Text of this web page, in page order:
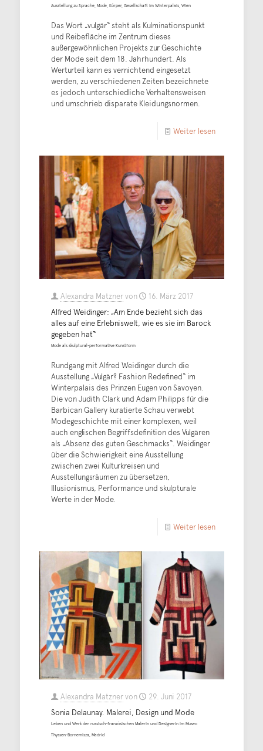
Ausstellung zu Sprache, Mode, Körper, Gesellschaft im Winterpalais, Wien
Das Wort „vulgär“ steht als Kulminationspunkt
und Reibefläche im Zentrum dieses
außergewöhnlichen Projekts zur Geschichte
der Mode seit dem 18. Jahrhundert. Als
Werturteil kann es vernichtend eingesetzt
werden, zu verschiedenen Zeiten bezeichnete
es jedoch unterschiedliche Verhaltensweisen
und umschrieb disparate Kleidungsnormen.
Weiter lesen
Alexandra Matznervon
16. März 2017
Alfred Weidinger: „Am Ende bezieht sich das
alles auf eine Erlebniswelt, wie es sie im Barock
gegeben hat“
Mode als skulptural-performative Kunstform
Rundgang mit Alfred Weidinger durch die
Ausstellung „Vulgär? Fashion Redefined“ im
Winterpalais des Prinzen Eugen von Savoyen.
Die von Judith Clark und Adam Philipps für die
Barbican Gallery kuratierte Schau verwebt
Modegeschichte mit einer komplexen, weil
auch englischen Begriffsdefinition des Vulgären
als „Absenz des guten Geschmacks“. Weidinger
über die Schwierigkeit eine Ausstellung
zwischen zwei Kulturkreisen und
Ausstellungsräumen zu übersetzen,
Illusionismus, Performance und skulpturale
Werte in der Mode.
Weiter lesen
Alexandra Matznervon
29. Juni 2017
Sonia Delaunay. Malerei, Design und Mode
Leben und Werk der russisch-französischen Malerin und Designerin im Museo
Thyssen-Bornemisza, Madrid